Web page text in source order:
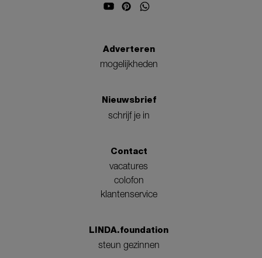
Adverteren
mogelijkheden
Nieuwsbrief
schrijf je in
Contact
vacatures
colofon
klantenservice
LINDA.foundation
steun gezinnen